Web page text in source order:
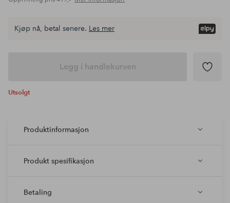
Kjøp nå, betal senere. Les mer
Legg i handlekurven
Utsolgt
Produktinformasjon
Produkt spesifikasjon
Betaling